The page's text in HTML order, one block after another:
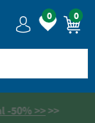
0 0
>>